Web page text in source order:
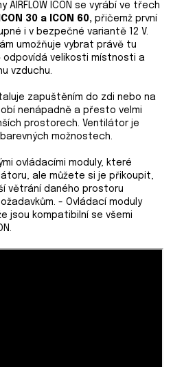
AIRFLOW ICON se vyrábí ve třech
30 a ICON 60, přičemž první
i v bezpečné variantě 12 V.
umožňuje vybrat právě tu
velikosti místnosti a
vzduchu.
zapuštěním do zdi nebo na
nenápadně a přesto velmi
prostorech. Ventilátor je
možnostech.
ovládacími moduly, které
ale můžete si je přikoupit,
větrání daného prostoru
- Ovládací moduly
jsou kompatibilní se všemi